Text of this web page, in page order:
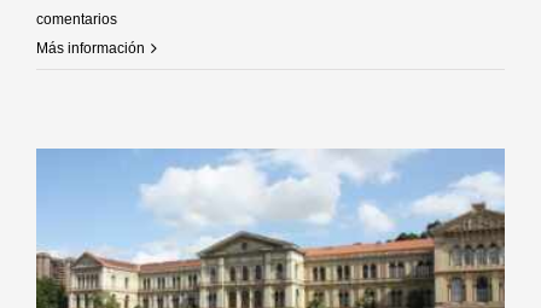
comentarios
Más información